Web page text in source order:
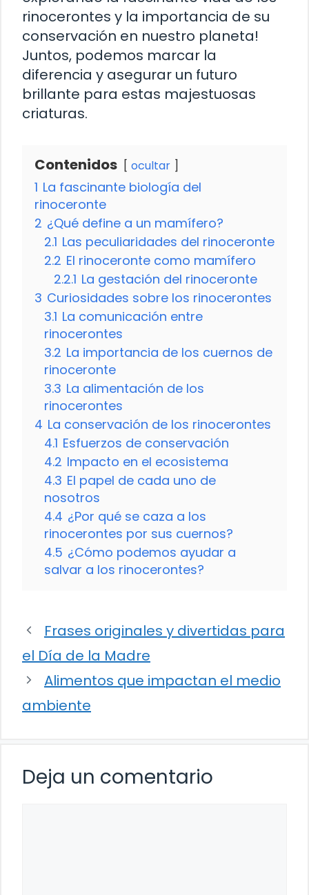
rinocerontes y la importancia de su
conservación en nuestro planeta!
Juntos, podemos marcar la
diferencia y asegurar un futuro
brillante para estas majestuosas
criaturas.
Contenidos ocultar
1 La fascinante biología del
rinoceronte
2 ¿Qué define a un mamífero?
2.1 Las peculiaridades del rinoceronte
2.2 El rinoceronte como mamífero
2.2.1 La gestación del rinoceronte
3 Curiosidades sobre los rinocerontes
3.1 La comunicación entre
rinocerontes
3.2 La importancia de los cuernos de
rinoceronte
3.3 La alimentación de los
rinocerontes
4 La conservación de los rinocerontes
4.1 Esfuerzos de conservación
4.2 Impacto en el ecosistema
4.3 El papel de cada uno de
nosotros
4.4 ¿Por qué se caza a los
rinocerontes por sus cuernos?
4.5 ¿Cómo podemos ayudar a
salvar a los rinocerontes?
Frases originales y divertidas para
el Día de la Madre
Alimentos que impactan el medio
ambiente
Deja un comentario